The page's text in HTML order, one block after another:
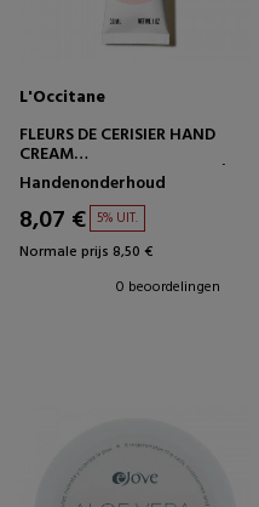
L'Occitane
FLEURS DE CERISIER HAND
CREAM
GEPARFUMEERDE HANDCRÈME
Handenonderhoud
8,07 € 5% UIT.
Normale prijs 8,50 €
0 beoordelingen